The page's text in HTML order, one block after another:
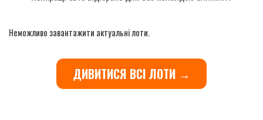
Неможливо завантажити актуальні лоти.
ДИВИТИСЯ ВСІ ЛОТИ →